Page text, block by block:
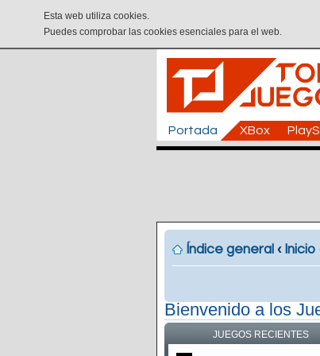
Esta web utiliza cookies.
Puedes comprobar las cookies esenciales para el web.
Portada XBox
Índice general ‹
Bienvenido a los
JUEGOS RECIENTES